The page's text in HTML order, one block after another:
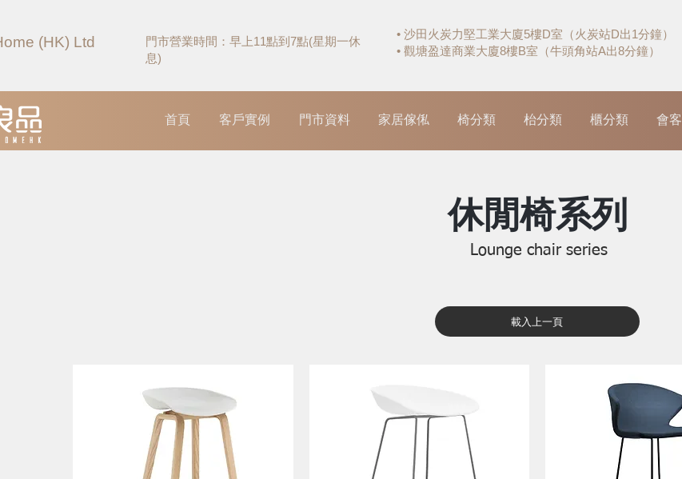
(HK) Ltd
門市營業時間：早上11點到7點(星期一休
息)
• 沙田火炭力堅工業大廈5樓D室（火炭站D出1分鐘）
• 觀塘盈達商業大廈8樓B室（牛頭角站A出8分鐘）
首頁 客戶實例 門市資料 家居傢俬 椅分類 枱分類 櫃分類 會
休閒椅系列
Lounge chair series
載入上一頁